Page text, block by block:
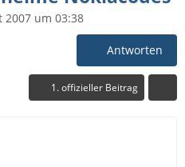
2007 um 03:38
Antworten
1. offizieller Beitrag